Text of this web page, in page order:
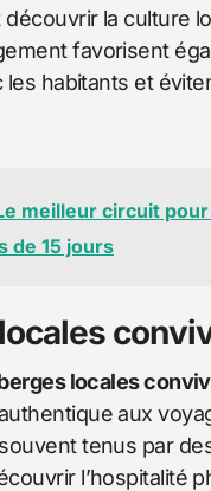
la culture
favorisent
les habitants et
meilleur circuit
de 15 jours
locales
aux
tenus par
l’hospitalité